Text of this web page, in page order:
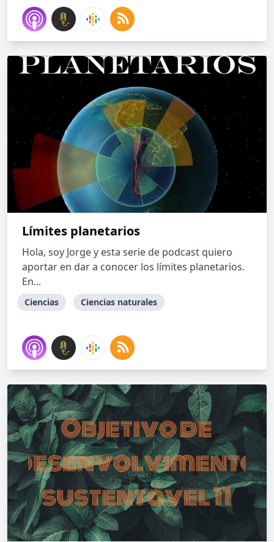
Límites planetarios
Hola, soy Jorge y esta serie de podcast quiero
aportar en dar a conocer los límites planetarios.
En...
Ciencias Ciencias naturales